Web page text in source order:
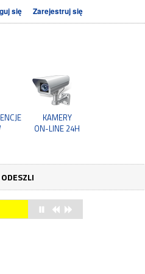
się Zarejestruj się
KAMERY
ON-LINE 24H
ODESZLI